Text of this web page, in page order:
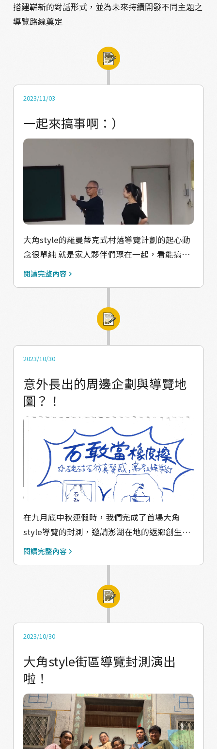
搭建嶄新的對話形式，並為未來持續開發不同主題之
導覽路線奠定
2023/11/03
一起來搞事啊：）
大角style的羅曼蒂克式村落導覽計劃的起心動
念很單純 就是家人夥伴們聚在一起，看能搞什
麼好玩的事？ 驚喜持續發生中，家族與地方的
傳統漁村工藝、宗教信仰與宮廟文化、地方產
大伯看到我們四個堂姐妹同時出現，便問起
過來看看 例如我們在路上導覽走著走著，叔叔
嬸嬸默默騎著腳踏車跟在後頭，幫忙看路、提
醒來車 例如在台經營海鮮餐廳，年屆退休，返
鄉來蓋房子的鄰居阿伯，聽聞我們在做的事二
話不說要贊助我們 這個計劃讓我們以全新角度
與村裡的長輩互動，更深刻的感受到他們嘴上
不說，但濃濃的關心與愛 然而，最令我們感動
的，是退休的國禧（瑞儀、瑞心的爸爸；昭
淳、昭涵的三伯），從一開始不斷說著「我們
當後盾，你們有需要幫忙可以跟我們說」 到後
來自己在網路上查到專門給樂齡族群的社區提
案計畫，獻出了他此生的登台簡報初體驗 提案
散步之旅，並計劃榮幸獲選，即將在2024年展
（？），主動發起並著手實踐自己的夢想，真
年就該如何呢？ 既然同是對地方、對生活有所
熱愛 不分性別、年齡、族群，大家都是一起玩
耍搞事的好夥伴！
閱讀完整內容
2023/10/30
意外長出的周邊企劃與導覽地
圖？！
在九月底中秋連假時，我們完成了首場大角
style導覽的封測，邀請澎湖在地的返鄉創生青
年們來觀賞 導覽的腳本由「兩位立場相左的地
角工作室成員」，一位飾演無厘頭業務派、一
位則飾演衷於文史脈絡派 沿途在兩人的辯論
論，是從事地方工作很常遇到的 無論是封測場
分享，都收到出乎我們意料的回饋——原本特意
設計的無厘頭、荒謬的周邊商品提案，在同路
夥伴眼中看來，竟然是可行的！ 意外收穫了一
些大角工作室開發周邊商品的靈感（？ 雖然
changemaker計畫漸入尾聲，但這幾個月來的
行動對我們而言，卻像是起點般，充滿驚喜、
閱讀完整內容
2023/10/30
大角style街區導覽封測演出
啦！